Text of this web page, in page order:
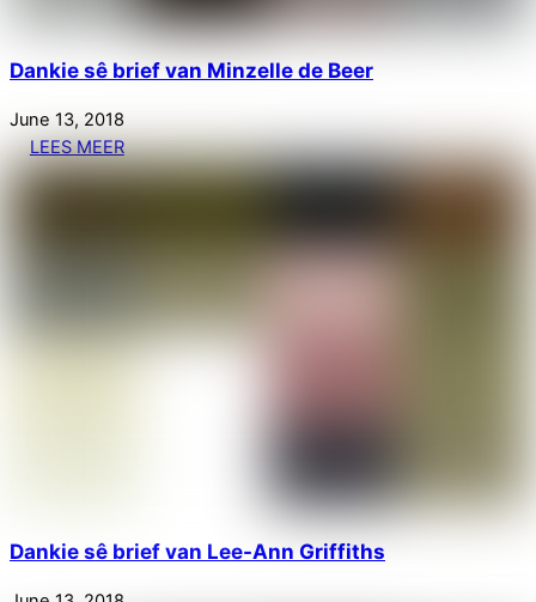
Dankie sê brief van Minzelle de Beer
June 13, 2018
LEES MEER
Dankie sê brief van Lee-Ann Griffiths